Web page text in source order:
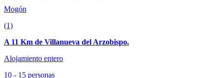
Mogón
(1)
A 11 Km de Villanueva del Arzobispo.
Alojamiento entero
10 - 15 personas